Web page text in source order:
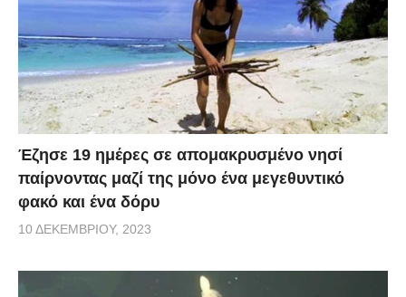
Έζησε 19 ημέρες σε απομακρυσμένο νησί
παίρνοντας μαζί της μόνο ένα μεγεθυντικό
φακό και ένα δόρυ
10 ΔΕΚΕΜΒΡΊΟΥ, 2023